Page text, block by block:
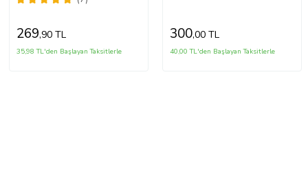
269,90 TL
35,98 TL'den Başlayan Taksitlerle
300,00 TL
40,00 TL'den Başlayan Taksitlerle